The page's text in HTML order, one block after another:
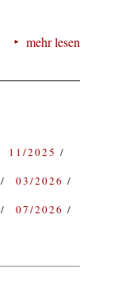
mehr lesen
11/2025
03/2026
07/2026